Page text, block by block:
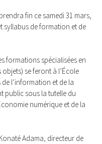
fin ce samedi 31 mars,
syllabus de formation et de
formations spécialisées en
se feront à l’École
l’information et de la
public sous la tutelle du
numérique et de la
Adama, directeur de